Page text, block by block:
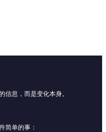
信息，而是变化本身。
简单的事：